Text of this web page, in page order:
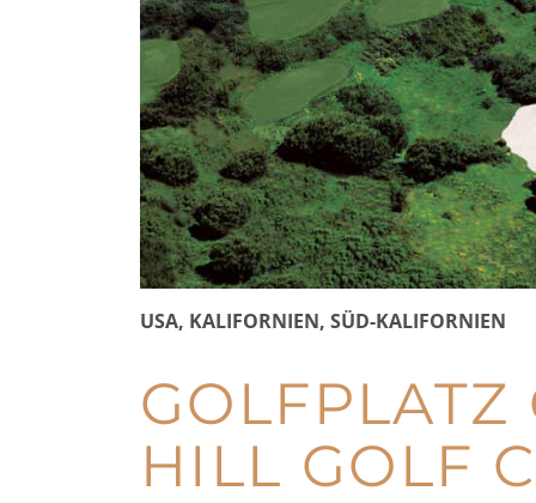
USA, KALIFORNIEN, SÜD-KALIFORNIEN
HILL GOLF